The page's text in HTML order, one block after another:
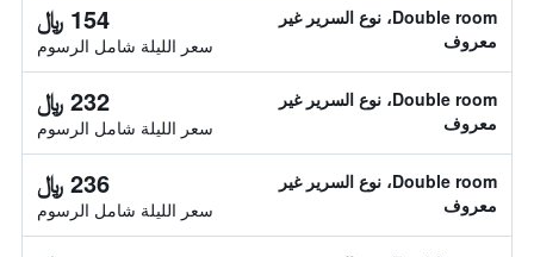
Double room، نوع السرير غير
معروف
154 ﷼
سعر الليلة شامل الرسوم
Double room، نوع السرير غير
معروف
232 ﷼
سعر الليلة شامل الرسوم
Double room، نوع السرير غير
معروف
236 ﷼
سعر الليلة شامل الرسوم